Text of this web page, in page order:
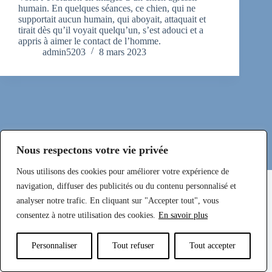
Nous respectons votre vie privée
Nous utilisons des cookies pour améliorer votre expérience de
navigation, diffuser des publicités ou du contenu personnalisé et
analyser notre trafic. En cliquant sur "Accepter tout", vous
consentez à notre utilisation des cookies. En savoir plus
Personnaliser Tout refuser Tout accepter
humain. En quelques séances, ce chien, qui ne
supportait aucun humain, qui aboyait, attaquait et
tirait dès qu’il voyait quelqu’un, s’est adouci et a
appris à aimer le contact de l’homme.
admin5203
8 mars 2023
Mentions légales et Politique de Confidentialité
Téléphone E-mail
Facebook
Instagram